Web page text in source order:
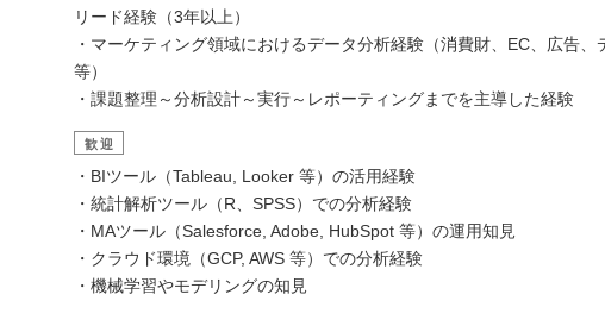
リード経験（3年以上）
・マーケティング領域におけるデータ分析経験（消費財、EC、広告
等）
・課題整理～分析設計～実行～レポーティングまでを主導した経験
歓迎
・BIツール（Tableau, Looker 等）の活用経験
・統計解析ツール（R、SPSS）での分析経験
・MAツール（Salesforce, Adobe, HubSpot 等）の運用知見
・クラウド環境（GCP, AWS 等）での分析経験
・機械学習やモデリングの知見